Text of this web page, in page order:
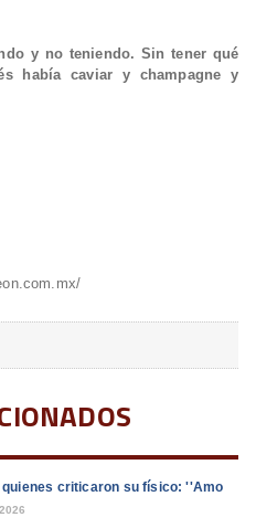
y no teniendo. Sin tener qué
había caviar y champagne y
criticaron su físico: ''Amo